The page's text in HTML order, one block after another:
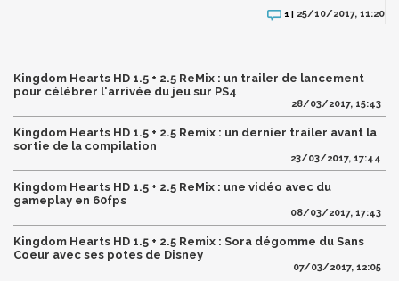
1 | 25/10/2017, 11:20
Kingdom Hearts HD 1.5 + 2.5 ReMix : un trailer de lancement
pour célébrer l'arrivée du jeu sur PS4
28/03/2017, 15:43
Kingdom Hearts HD 1.5 + 2.5 Remix : un dernier trailer avant la
sortie de la compilation
23/03/2017, 17:44
Kingdom Hearts HD 1.5 + 2.5 ReMix : une vidéo avec du
gameplay en 60fps
08/03/2017, 17:43
Kingdom Hearts HD 1.5 + 2.5 Remix : Sora dégomme du Sans
Coeur avec ses potes de Disney
07/03/2017, 12:05